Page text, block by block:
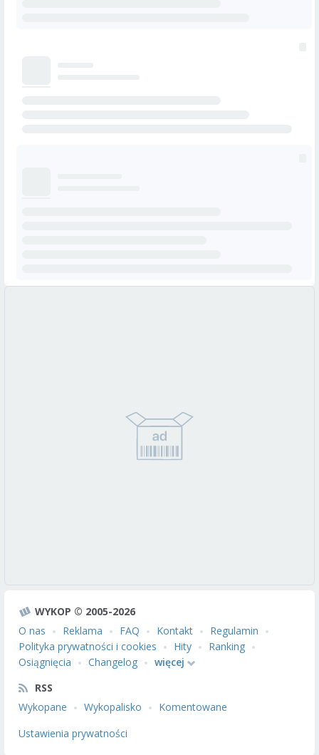
WYKOP © 2005-2026
O nas
Reklama FAQ Kontakt
Regulamin
Polityka prywatności i cookies
Hity
Ranking
Osiągnięcia
Changelog
więcej
RSS
Wykopane
Wykopalisko
Komentowane
Ustawienia prywatności